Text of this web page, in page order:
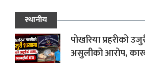
स्थानीय
पोखरिया प्रहरीको
असुलीको आरोप,